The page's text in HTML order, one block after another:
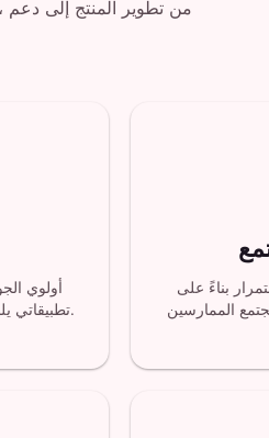
أولوي
تطبيقاتي يلبي أعلى معايير الوظائف وتجربة المستخدم.
بناءً على
الممارسين